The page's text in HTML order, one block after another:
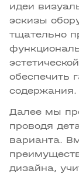
идеи
эскизы
тщательно
обеспечить
содержания.
Далее мы
проводя
варианта.
дизайна,